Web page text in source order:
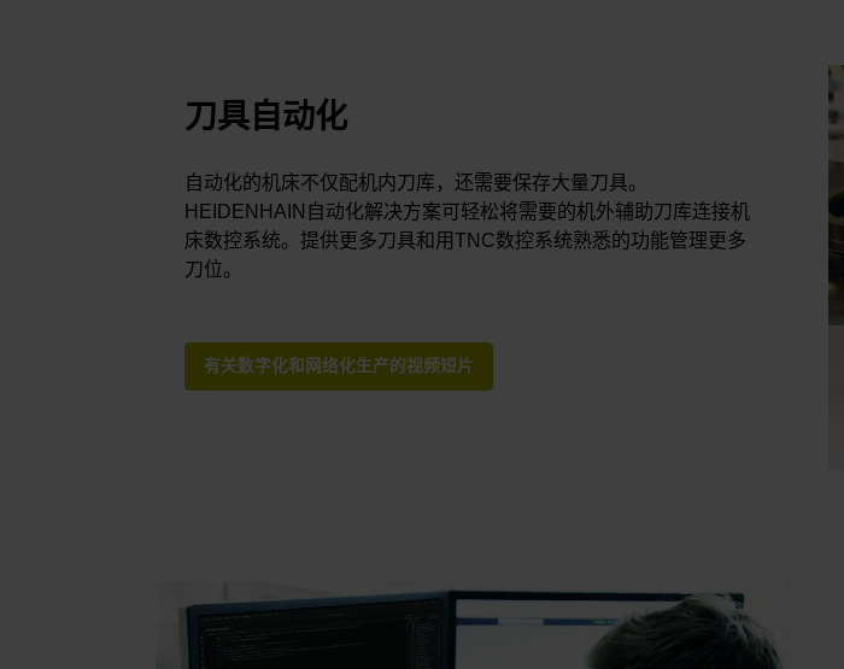
刀具自动化
自动化的机床不仅配机内刀库，还需要保存大量刀具。
HEIDENHAIN自动化解决方案可轻松将需要的机外辅助刀库连接机
床数控系统。提供更多刀具和用TNC数控系统熟悉的功能管理更多
刀位。
有关数字化和网络化生产的视频短片